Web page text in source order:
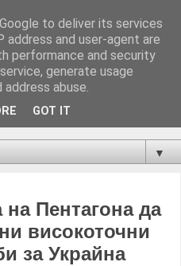
света!
▼
на Пентагона да
високоточни
за Украйна
to deliver its services
address and user-agent are
performance and security
generate usage
abuse.
GOT IT